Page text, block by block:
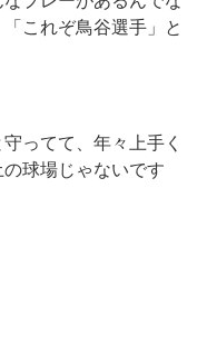
これぞ鳥谷選手」と
ってて、年々上手く
球場じゃないです